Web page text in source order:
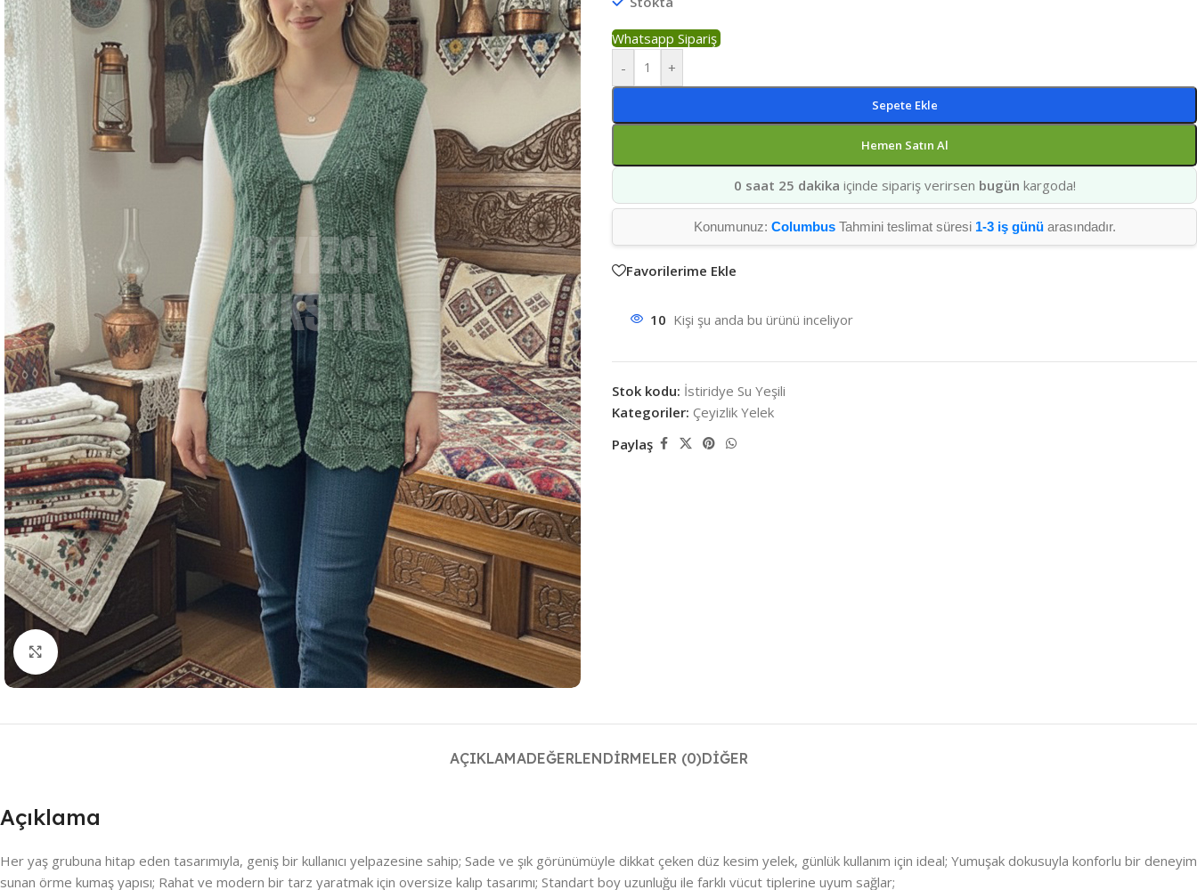
Resmi Büyüt
Whatsapp Sipariş
-
+
Sepete Ekle
Hemen Satın Al
0 saat 25 dakika içinde sipariş verirsen bugün kargoda!
Konumunuz: ColumbusTahmini teslimat süresi 1-3 iş günüarasındadır.
Favorilerime Ekle
10 Kişi şu anda bu ürünü inceliyor
Stok kodu: İstiridye Su Yeşili
Kategoriler: Çeyizlik Yelek
Paylaş
AÇIKLAMADEĞERLENDIRMELER (0)DIĞER
Açıklama
Her yaş grubuna hitap eden tasarımıyla, geniş bir kullanıcı yelpazesine sahip; Sade ve şık görünümüyle dikkat çeken düz kesim yelek, günlük kullanım için ideal; Yumuşak dokusuyla konforlu bir deneyim
sunan örme kumaş yapısı; Rahat ve modern bir tarz yaratmak için oversize kalıp tasarımı; Standart boy uzunluğu ile farklı vücut tiplerine uyum sağlar;